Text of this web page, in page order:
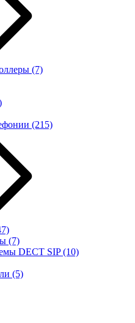
(7)
(215)
(7)
DECT SIP(10)
(5)